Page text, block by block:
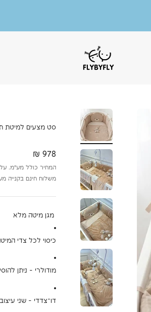
מוזמנות להציץ בקטגוריית הסייל שלנו!
FlyByFly
סט מצעים למיטת
מחיר מבצע
978 ₪
המחיר כולל מע״מ. עלות
משלוח חינם בקנייה מעל 699
מגן מיטה מלא
כיסוי לכל צדי המיטה – 4 פאות הגנה, לא רק
מודולרי – ניתן
דו־צדדי – שני